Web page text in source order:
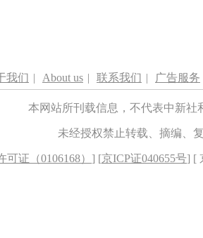
我们 | About us | 联系我们 | 广告服务
本网站所刊载信息，不代表中新
未经授权禁止转载、摘编、
证（0106168） ] [京ICP证040655号] [